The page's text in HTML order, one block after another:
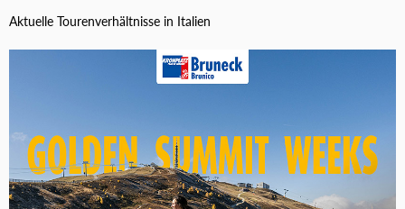
Aktuelle Tourenverhältnisse in Italien